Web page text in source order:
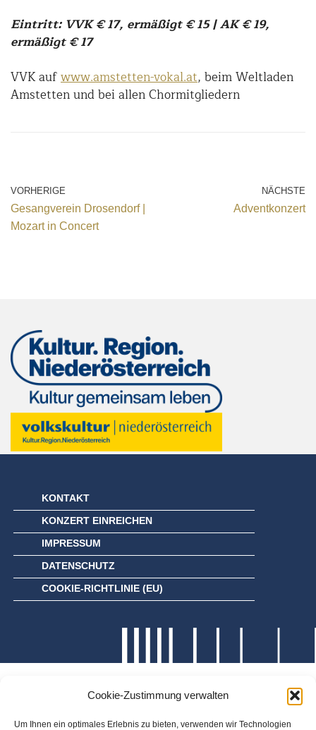
Cookie-Zustimmung verwalten
Um Ihnen ein optimales Erlebnis zu bieten, verwenden wir Technologien
Eintritt: VVK € 17, ermäßigt € 15 | AK € 19,
ermäßigt € 17
VVK aufwww.amstetten-vokal.at, beim Weltladen
Amstetten und bei allen Chormitgliedern
VORHERIGE
Gesangverein Drosendorf |
Mozart in Concert
NÄCHSTE
Adventkonzert
KONTAKT
KONZERT EINREICHEN
IMPRESSUM
DATENSCHUTZ
COOKIE-RICHTLINIE (EU)